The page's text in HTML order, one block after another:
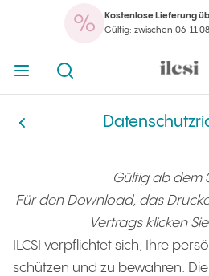
Kostenlose Lieferung
Gültig: zwischen 06-Ilcsi
Menü öffnenSuchmaschine öffnen
Menü öffnenSuchmaschine öffnen
Datenschutzrichtlinie
Gültig ab dem
Für den Download, das
Vertrags klicken
ILCSI verpflichtet sich, Ihre
schützen und zu bewahren.